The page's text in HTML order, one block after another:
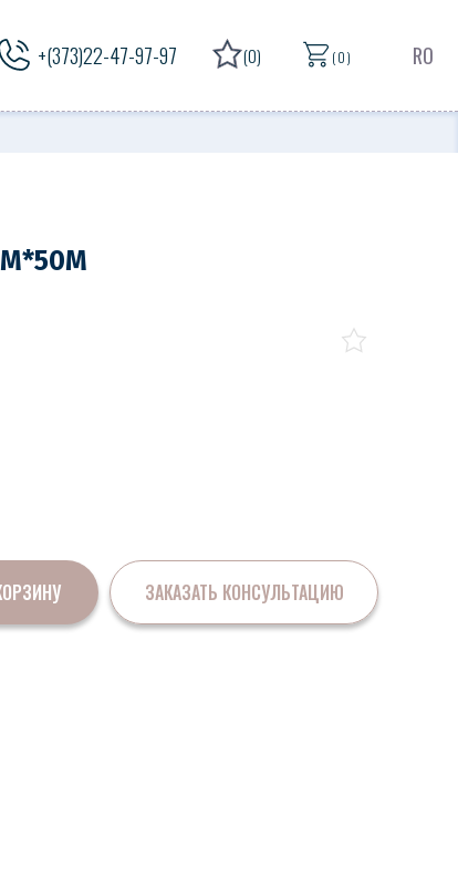
+(373)22-47-97-97 (0) ( 0 ) RO
ЗАКАЗАТЬ КОНСУЛЬТАЦИЮ